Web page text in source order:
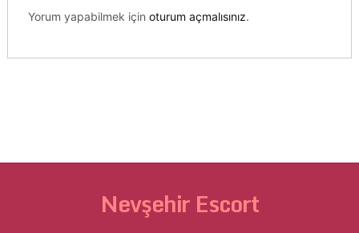
Yorum yapabilmek için oturum açmalısınız.
Nevşehir Escort